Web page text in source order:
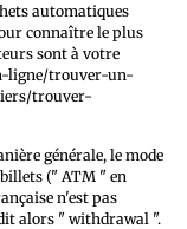
automatiques
connaître le plus
sont à votre
ligne/trouver-un-
trouver-
générale, le mode
(" ATM " en
n'est pas
alors " withdrawal ".